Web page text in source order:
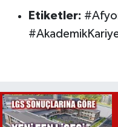
Etiketler: